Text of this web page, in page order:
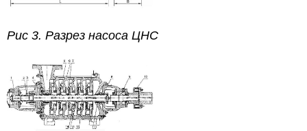
Рис 3. Разрез насоса ЦНС